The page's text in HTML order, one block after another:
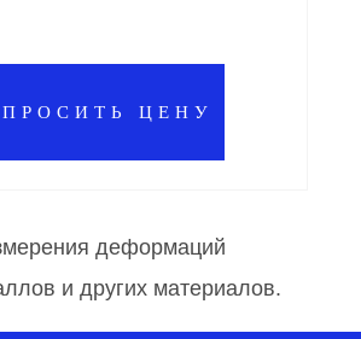
ЦЕНУ
деформаций
и других материалов.